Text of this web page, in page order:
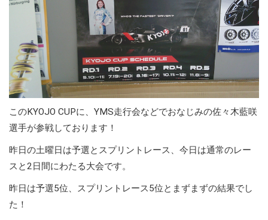
このKYOJO CUPに、YMS走行会などでおなじみの佐々木藍咲
選手が参戦しております！
昨日の土曜日は予選とスプリントレース、今日は通常のレー
スと2日間にわたる大会です。
昨日は予選5位、スプリントレース5位とまずまずの結果でし
た！